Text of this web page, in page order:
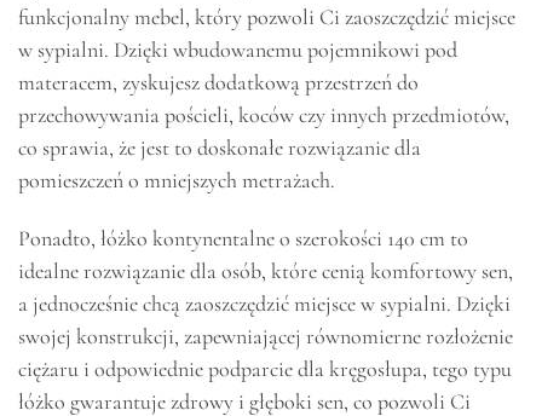
funkcjonalny mebel, który pozwoli Ci zaoszczędzić miejsce
w sypialni. Dzięki wbudowanemu pojemnikowi pod
materacem, zyskujesz dodatkową przestrzeń do
przechowywania pościeli, koców czy innych przedmiotów,
co sprawia, że jest to doskonałe rozwiązanie dla
pomieszczeń o mniejszych metrażach.
Ponadto, łóżko kontynentalne o szerokości 140 cm to
idealne rozwiązanie dla osób, które cenią komfortowy sen,
a jednocześnie chcą zaoszczędzić miejsce w sypialni. Dzięki
swojej konstrukcji, zapewniającej równomierne rozłożenie
ciężaru i odpowiednie podparcie dla kręgosłupa, tego typu
łóżko gwarantuje zdrowy i głęboki sen, co pozwoli Ci